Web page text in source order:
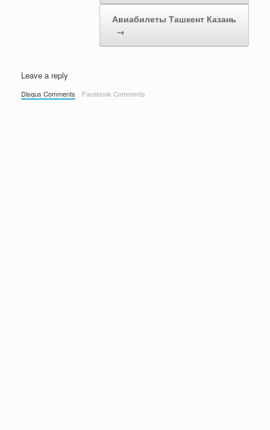
Авиабилеты Ташкент Казань
→
Leave a reply
Disqus Comments Facebook Comments